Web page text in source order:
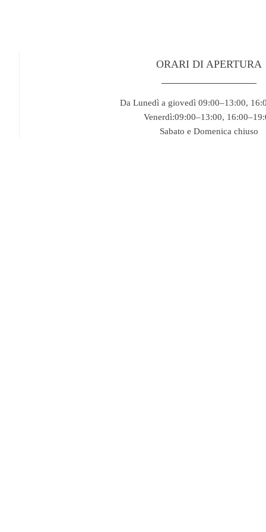
ORARI DI APERTURA
Da Lunedì a giovedì 09:00–13:00,
Venerdì:09:00–13:00,
Sabato e Domenica chiuso